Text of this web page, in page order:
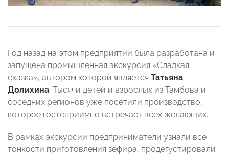
Год назад на этом предприятии была разработана и
запущена промышленная экскурсия «Сладкая
сказка», автором которой является Татьяна
Долихина. Тысячи детей и взрослых из Тамбова и
соседних регионов уже посетили производство,
которое гостеприимно встречает всех желающих.
В рамках экскурсии предприниматели узнали все
тонкости приготовления зефира, продегустировали